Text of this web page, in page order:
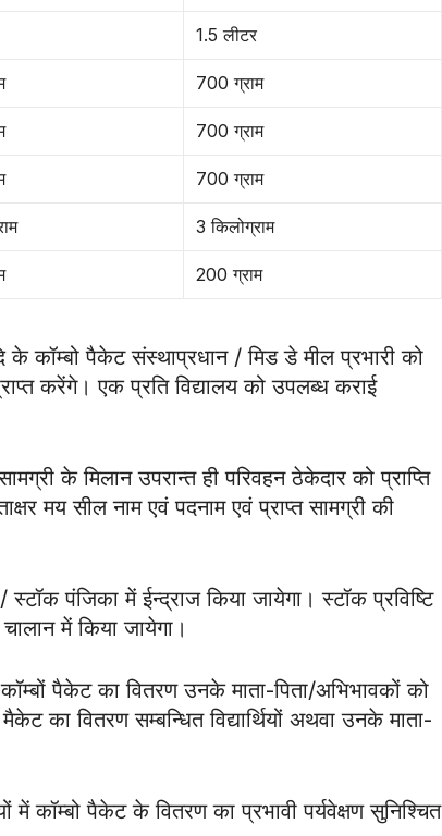
1.5 लीटर
700 ग्राम
700 ग्राम
700 ग्राम
3 किलोग्राम
200 ग्राम
पैकेट संस्थाप्रधान / मिड डे मील प्रभारी को
करेंगे। एक प्रति विद्यालय को उपलब्ध कराई
के मिलान उपरान्त ही परिवहन ठेकेदार को प्राप्ति
मय सील नाम एवं पदनाम एवं प्राप्त सामग्री की
स्टॉक पंजिका में ईन्द्राज किया जायेगा। स्टॉक प्रविष्टि
में किया जायेगा।
कॉम्बों पैकेट का वितरण उनके माता-पिता/अभिभावकों को
का वितरण सम्बन्धित विद्यार्थियों अथवा उनके माता-
कॉम्बो पैकेट के वितरण का प्रभावी पर्यवेक्षण सुनिश्चित